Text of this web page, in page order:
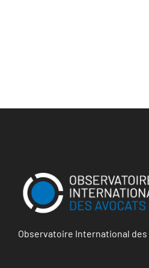
Observatoire International